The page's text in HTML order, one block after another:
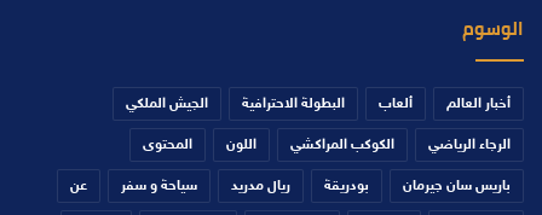
الوسوم
أخبار العالم ألعاب البطولة الاحترافية الجيش الملكي
الرجاء الرياضي الكوكب المراكشي اللون المحتوى
باريس سان جيرمان بودريقة ريال مدريد سياحة و سفر عن